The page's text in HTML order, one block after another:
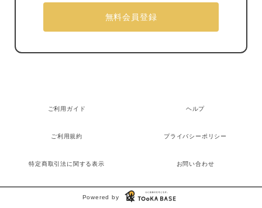
ご利用ガイド ヘルプ
ご利用規約 プライバシーポリシー
特定商取引法に関する表示 お問い合わせ
Powered by